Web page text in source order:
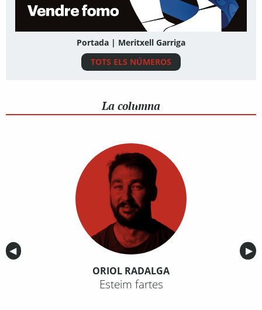
Portada | Meritxell Garriga
TOTS ELS NÚMEROS
La columna
Anterior
◀︎ ▶︎
ORIOL RADALGA
Esteim fartes